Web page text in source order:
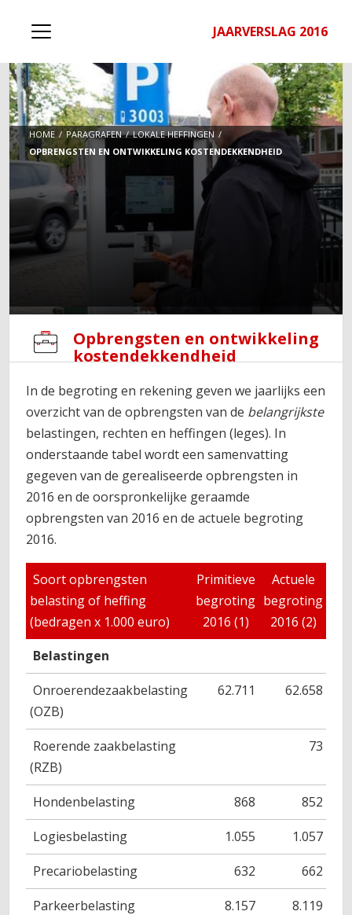
JAARVERSLAG 2016
HOME PARAGRAFEN
LOKALE HEFFINGEN
OPBRENGSTEN EN ONTWIKKELING KOSTENDEKKENDHEID
Opbrengsten en ontwikkeling
kostendekkendheid
In de begroting en rekening geven we jaarlijks een
overzicht van de opbrengsten van de belangrijkste
belastingen, rechten en heffingen (leges). In
onderstaande tabel wordt een samenvatting
gegeven van de gerealiseerde opbrengsten in
2016 en de oorspronkelijke geraamde
opbrengsten van 2016 en de actuele begroting
2016.
Soort opbrengsten
belasting of heffing
(bedragen x 1.000 euro)
Primitieve
begroting
2016 (1)
Actuele
begroting
2016 (2)
Belastingen
Onroerendezaakbelasting
(OZB)
62.711 62.658
Roerende zaakbelasting
(RZB)
73
Hondenbelasting 868
852
Logiesbelasting
1.055
1.057
Precariobelasting
632
662
Parkeerbelasting
8.157
8.119